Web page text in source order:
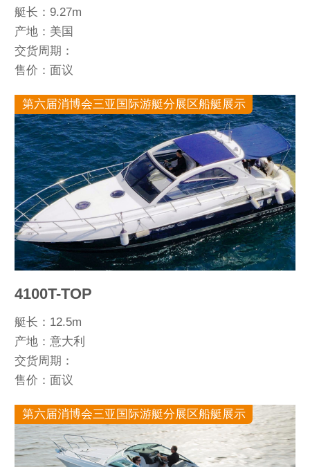
艇长：9.27m
产地：美国
交货周期：
售价：面议
第六届消博会三亚国际游艇分展区船艇展示
4100T-TOP
艇长：12.5m
产地：意大利
交货周期：
售价：面议
第六届消博会三亚国际游艇分展区船艇展示